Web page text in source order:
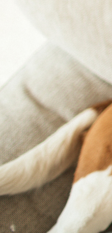
Une installation adaptée à votre